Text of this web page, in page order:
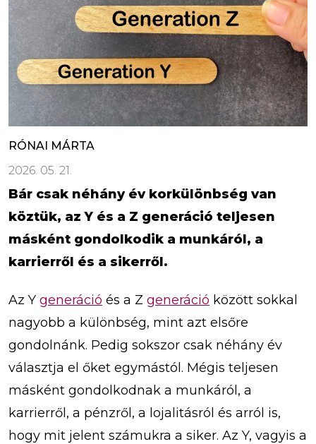
RÓNAI MÁRTA
2026. 05. 21.
Bár csak néhány év korkülönbség van
köztük, az Y és a Z generáció teljesen
másként gondolkodik a munkáról, a
karrierről és a sikerről.
Az Y generáció és a Z generáció között sokkal
nagyobb a különbség, mint azt elsőre
gondolnánk. Pedig sokszor csak néhány év
választja el őket egymástól. Mégis teljesen
másként gondolkodnak a munkáról, a
karrierről, a pénzről, a lojalitásról és arról is,
hogy mit jelent számukra a siker. Az Y, vagyis a